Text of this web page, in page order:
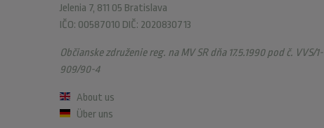
Jelenia 7, 811 05 Bratislava
IČO: 00587010 DIČ: 2020830713
Občianske združenie reg. na MV SR dňa 17.5.1990 pod č. VVS/1-
909/90-4
About us
Über uns